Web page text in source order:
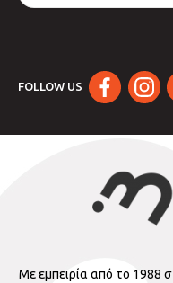
FOLLOW US
Με εμπειρία από το 1988